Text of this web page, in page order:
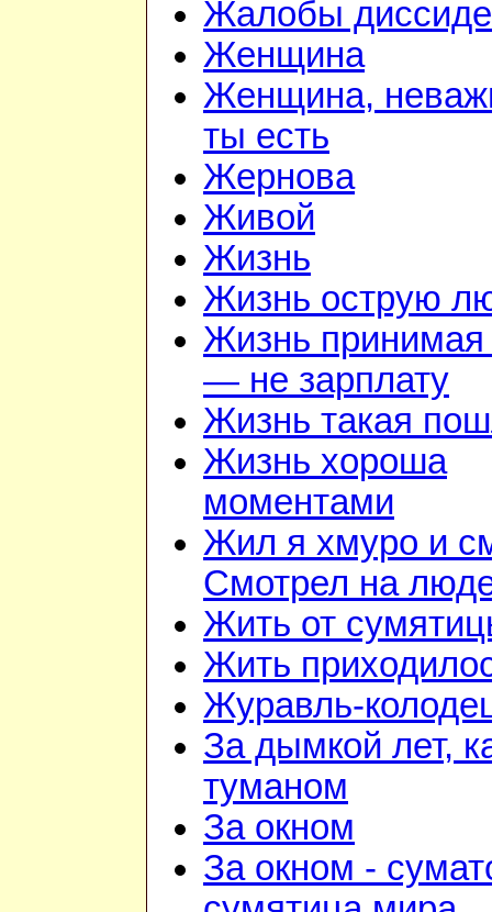
Жалобы
Женщина
Женщина,
ты есть
Жернова
Живой
Жизнь
Жизнь острую
Жизнь принимая
— не зарплату
Жизнь такая
Жизнь хороша
моментами
Жил я хмуро и
Смотрел на
Жить от
Жить
Журавль-
За дымкой лет,
туманом
За окном
За окном -